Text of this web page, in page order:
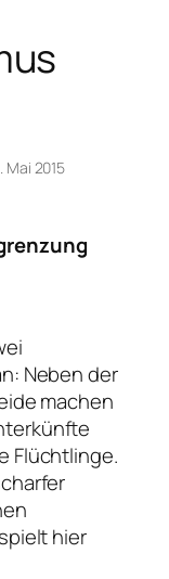
Mai 2015
Neben der
machen
Flüchtlinge.
hier